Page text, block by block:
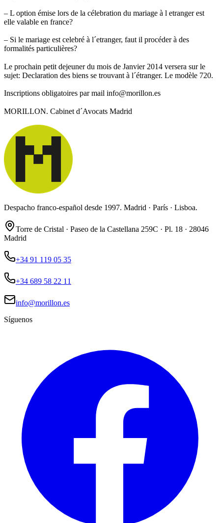
– L option émise lors de la célebration du mariage à l etranger est
elle valable en france?
– Si le mariage est celebré à l´etranger, faut il procéder à des
formalités particulières?
Le prochain petit dejeuner du mois de Janvier 2014 versera sur le
sujet: Declaration des biens se trouvant à l´étranger. Le modèle 720.
Inscriptions obligatoires par mail info@morillon.es
MORILLON. Cabinet d´Avocats Madrid
Despacho franco-español desde 1997. Madrid · París · Lisboa.
Torre de Cristal · Paseo de la Castellana 259C · Pl. 18 · 28046
Madrid
+34 91 119 05 35
+34 689 58 22 11
info@morillon.es
Síguenos